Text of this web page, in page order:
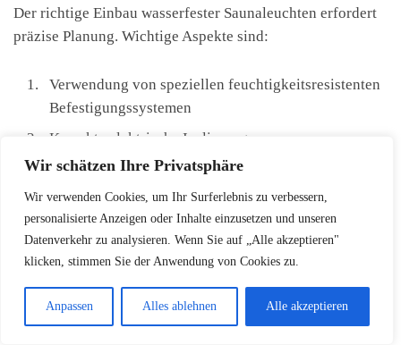
Wir schätzen Ihre Privatsphäre
Wir verwenden Cookies, um Ihr Surferlebnis zu verbessern,
personalisierte Anzeigen oder Inhalte einzusetzen und unseren
Datenverkehr zu analysieren. Wenn Sie auf „Alle akzeptieren"
klicken, stimmen Sie der Anwendung von Cookies zu.
Anpassen Alles ablehnen Alle akzeptieren
Der richtige Einbau wasserfester Saunaleuchten erfordert
präzise Planung. Wichtige Aspekte sind:
Verwendung von speziellen feuchtigkeitsresistenten
Befestigungssystemen
Korrekte elektrische Isolierung
Ausreichender Abstand zu Wasserdampfquellen
Sicherheitsvorkehrungen beim
Einsatz von Wasserlichtern
Sicherheit hat bei wasserfesten Saunaleuchten höchste